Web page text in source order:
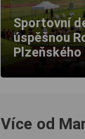
Sportovní
úspěšnou
Více od